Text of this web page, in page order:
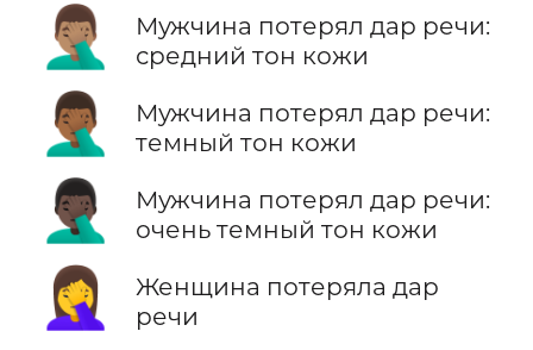
🤦🏽‍♂️
Мужчина потерял дар речи:
средний тон кожи
🤦🏾‍♂️
Мужчина потерял дар речи:
темный тон кожи
🤦🏿‍♂️
Мужчина потерял дар речи:
очень темный тон кожи
🤦‍♀️
Женщина потеряла дар
речи